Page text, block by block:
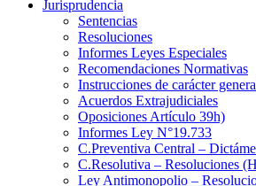
Jurisprudencia
Sentencias
Resoluciones
Informes Leyes Especiales
Recomendaciones Normativas
Instrucciones de carácter
Acuerdos Extrajudiciales
Oposiciones Artículo 39h)
Informes Ley N°19.733
C.Preventiva Central –
C.Resolutiva – Resoluciones
Ley Antimonopolio –